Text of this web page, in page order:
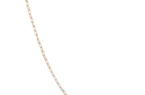
#くまのプーさん
ブランド